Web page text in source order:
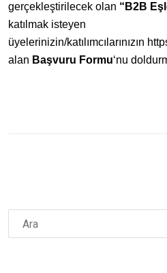
gerçekleştirilecek olan “B2B
katılmak isteyen
üyelerinizin/katılımcılarınızın
alan Başvuru Formu‘nu